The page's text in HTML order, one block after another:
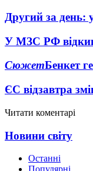
Другий за день:
У МЗС РФ
СюжетБенкет
ЄС відзавтра
Читати коментарі
Новини світу
Останні